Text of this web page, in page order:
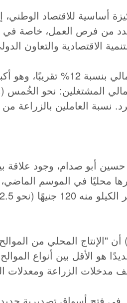
أساسية للاقتصاد الوطني،
من فرص العمل، خاصة في
ويسهم في الناتج المحلي
أبو صدام، وجود علاقة
محليًا في الموسم الماضي،
"الإنتاج المحلي من
هو الأقل بين أنواع